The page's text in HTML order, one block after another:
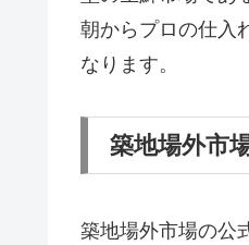
朝からプロの仕入
なります。
築地場外市
築地場外市場の公